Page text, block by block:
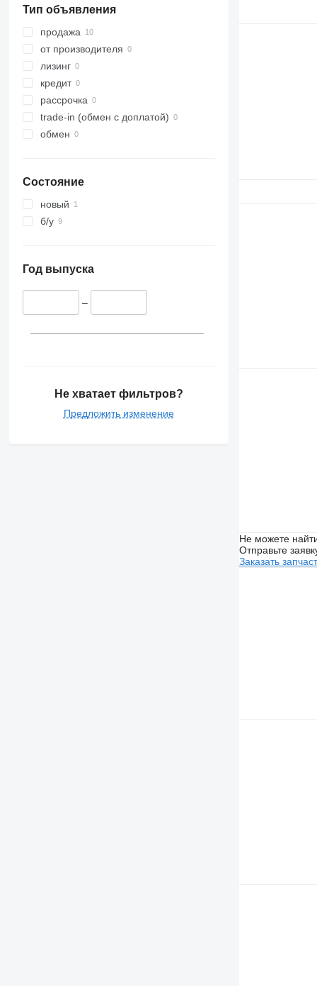
Тип объявления
продажа
от производителя
лизинг
кредит
рассрочка
trade-in (обмен с доплатой)
обмен
Состояние
новый
б/у
Год выпуска
–
Не хватает фильтров?
Предложить изменение
Не можете
Отправьте
Заказать